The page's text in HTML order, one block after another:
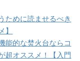
ために読ませるべき
】
能的な焚火台ならコ
超オススメ！【入門